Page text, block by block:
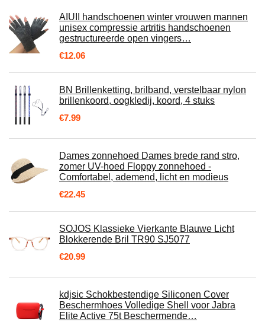
AIUII handschoenen winter vrouwen mannen
unisex compressie artritis handschoenen
gestructureerde open vingers…
€12.06
BN Brillenketting, brilband, verstelbaar nylon
brillenkoord, oogkledij, koord, 4 stuks
€7.99
Dames zonnehoed Dames brede rand stro,
zomer UV-hoed Floppy zonnehoed -
Comfortabel, ademend, licht en modieus
€22.45
SOJOS Klassieke Vierkante Blauwe Licht
Blokkerende Bril TR90 SJ5077
€20.99
kdjsic Schokbestendige Siliconen Cover
Beschermhoes Volledige Shell voor Jabra
Elite Active 75t Beschermende…